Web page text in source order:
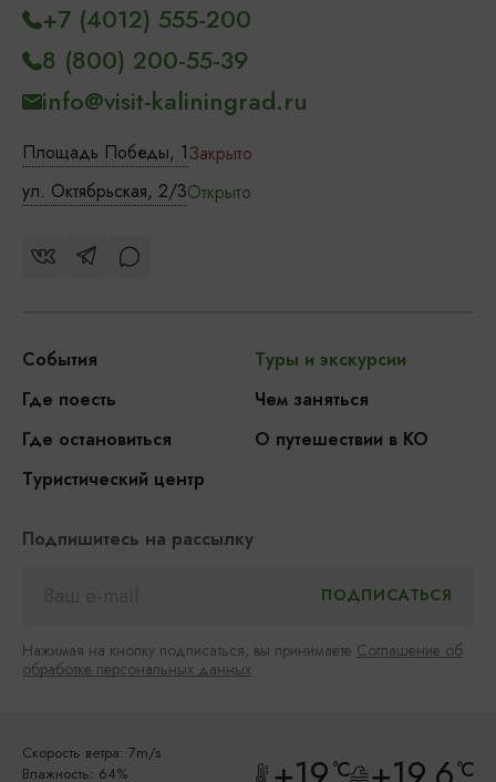
Площадь Победы, 1Закрыто
ул. Октябрьская, 2/3Открыто
+7 (4012) 555-200
8 (800) 200-55-39
info@visit-kaliningrad.ru
События
Туры и экскурсии
Где поесть
Чем заняться
Где остановиться
О путешествии в КО
Туристический центр
Подпишитесь на рассылку
Нажимая на кнопку подписаться, вы принимаете Соглашение об
обработке персональных данных
Скорость ветра: 7m/s
Влажность: 64%
°C °C